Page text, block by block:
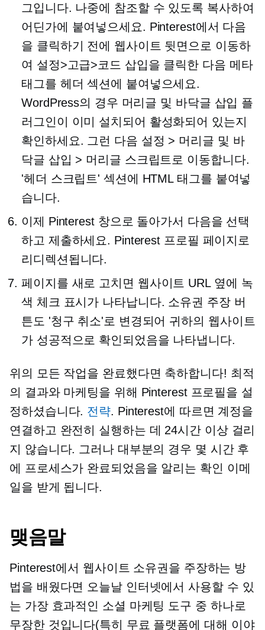
그입니다. 나중에 참조할 수 있도록 복사하여
어딘가에 붙여넣으세요. Pinterest에서 다음
을 클릭하기 전에 웹사이트 뒷면으로 이동하
여 설정>고급>코드 삽입을 클릭한 다음 메타
태그를 헤더 섹션에 붙여넣으세요.
WordPress의 경우 머리글 및 바닥글 삽입 플
러그인이 이미 설치되어 활성화되어 있는지
확인하세요. 그런 다음 설정 > 머리글 및 바
닥글 삽입 > 머리글 스크립트로 이동합니다.
'헤더 스크립트' 섹션에 HTML 태그를 붙여넣
습니다.
이제 Pinterest 창으로 돌아가서 다음을 선택
하고 제출하세요. Pinterest 프로필 페이지로
리디렉션됩니다.
페이지를 새로 고치면 웹사이트 URL 옆에 녹
색 체크 표시가 나타납니다. 소유권 주장 버
튼도 '청구 취소'로 변경되어 귀하의 웹사이트
가 성공적으로 확인되었음을 나타냅니다.
위의 모든 작업을 완료했다면 축하합니다! 최적
의 결과와 마케팅을 위해 Pinterest 프로필을 설
정하셨습니다. 전략. Pinterest에 따르면 계정을
연결하고 완전히 실행하는 데 24시간 이상 걸리
지 않습니다. 그러나 대부분의 경우 몇 시간 후
에 프로세스가 완료되었음을 알리는 확인 이메
일을 받게 됩니다.
맺음말
Pinterest에서 웹사이트 소유권을 주장하는 방
법을 배웠다면 오늘날 인터넷에서 사용할 수 있
는 가장 효과적인 소셜 마케팅 도구 중 하나로
무장한 것입니다(특히 무료 플랫폼에 대해 이야